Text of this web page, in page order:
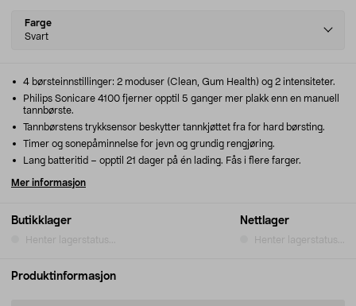
Select
variant
Farge
Svart
Butikklager
Henter lagerstatus...
Nettlager
Henter lagerstatus...
4 børsteinnstillinger: 2 moduser (Clean, Gum Health) og 2 intensiteter.
Philips Sonicare 4100 fjerner opptil 5 ganger mer plakk enn en manuell
tannbørste.
Tannbørstens trykksensor beskytter tannkjøttet fra for hard børsting.
Timer og sonepåminnelse for jevn og grundig rengjøring.
Lang batteritid – opptil 21 dager på én lading. Fås i flere farger.
Mer informasjon
Produktinformasjon